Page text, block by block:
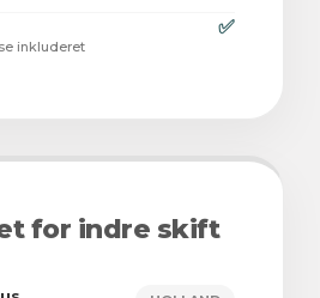
inkluderet
✅
for indre skift